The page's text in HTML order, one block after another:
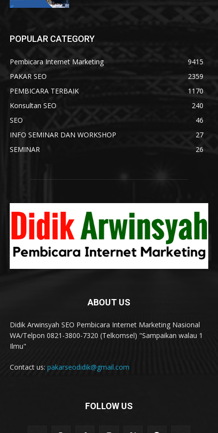
POPULAR CATEGORY
Pembicara Internet Marketing
9415
PAKAR SEO
2359
PEMBICARA TERBAIK
1170
Konsultan SEO
240
SEO
46
INFO SEMINAR DAN WORKSHOP
27
SEMINAR
26
ABOUT US
Didik Arwinsyah SEO Pembicara Internet Marketing Nasional
WA/Telpon 0821-3800-7320 (Telkomsel) "Sampaikan walau 1
Ilmu"
Contact us: pakarseodidik@gmail.com
FOLLOW US